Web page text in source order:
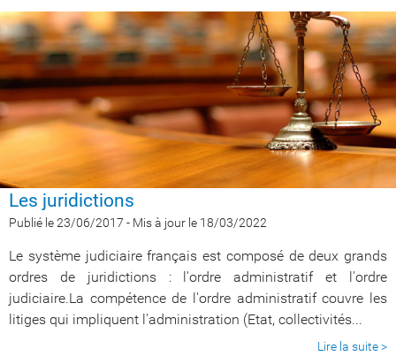
Les juridictions
Publié le 23/06/2017 - Mis à jour le 18/03/2022
Le système judiciaire français est composé de deux grands
ordres de juridictions : l'ordre administratif et l'ordre
judiciaire.La compétence de l'ordre administratif couvre les
litiges qui impliquent l'administration (Etat, collectivités...
Lire la suite >